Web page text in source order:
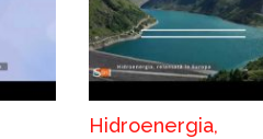
Hidroenergia,